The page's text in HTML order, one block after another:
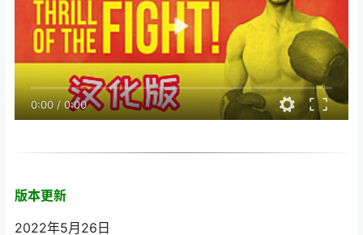
0:00/0:00
版本更新
2022年5月26日